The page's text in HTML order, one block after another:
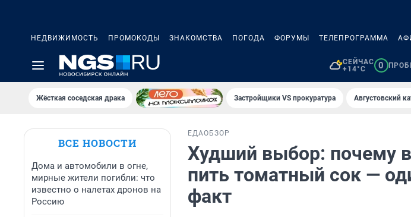
НЕДВИЖИМОСТЬ ПРОМОКОДЫ ЗНАКОМСТВА ПОГОДА ФОРУМЫ ТЕЛЕПРОГРАММА
СЕЙЧАС
+14°C
0
Жёсткая соседская драка Застройщики VS прокуратура Августовский
ВСЕ НОВОСТИ
Дома и автомобили в огне,
мирные жители погибли: что
известно о налетах дронов на
Россию
ЕДАОБЗОР
Худший выбор: почему
пить томатный сок —
факт